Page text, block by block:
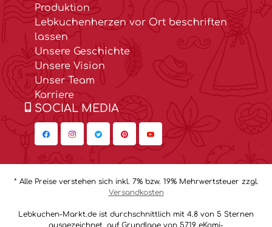
Produktion
Lebkuchenherzen vor Ort beschriften
lassen
Unsere Geschichte
Unsere Vision
Unser Team
Karriere
SOCIAL MEDIA
* Alle Preise verstehen sich inkl. 7% bzw. 19% Mehrwertsteuer zzgl.
Versandkosten
Lebkuchen-Markt.de ist durchschnittlich mit 4.8 von 5 Sternen